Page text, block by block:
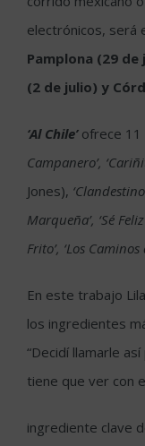
electrónicos, será
Pamplona (29
(2 de julio) y
‘Al Chile’ofrece 11
Campanero’,
Jones),
Marqueña’, ‘Sé
Frito’, ‘Los Caminos
En este trabajo
los ingredientes
“Decidí llamarle
tiene que ver con
ingrediente clave